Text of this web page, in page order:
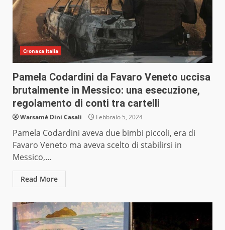
Cronaca Italia
Pamela Codardini da Favaro Veneto uccisa
brutalmente in Messico: una esecuzione,
regolamento di conti tra cartelli
Warsamé Dini Casali Febbraio 5, 2024
Pamela Codardini aveva due bimbi piccoli, era di
Favaro Veneto ma aveva scelto di stabilirsi in
Messico,...
Read More